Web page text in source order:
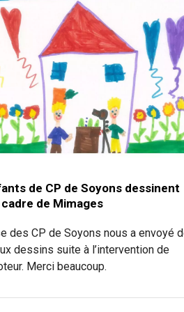
de CP de Soyons dessinent
de Mimages
des CP de Soyons nous a envoyé
dessins suite à l’intervention de
Merci beaucoup.